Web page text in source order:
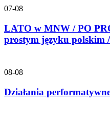
07-08
LATO w MNW / PO
prostym języku polskim
08-08
Działania